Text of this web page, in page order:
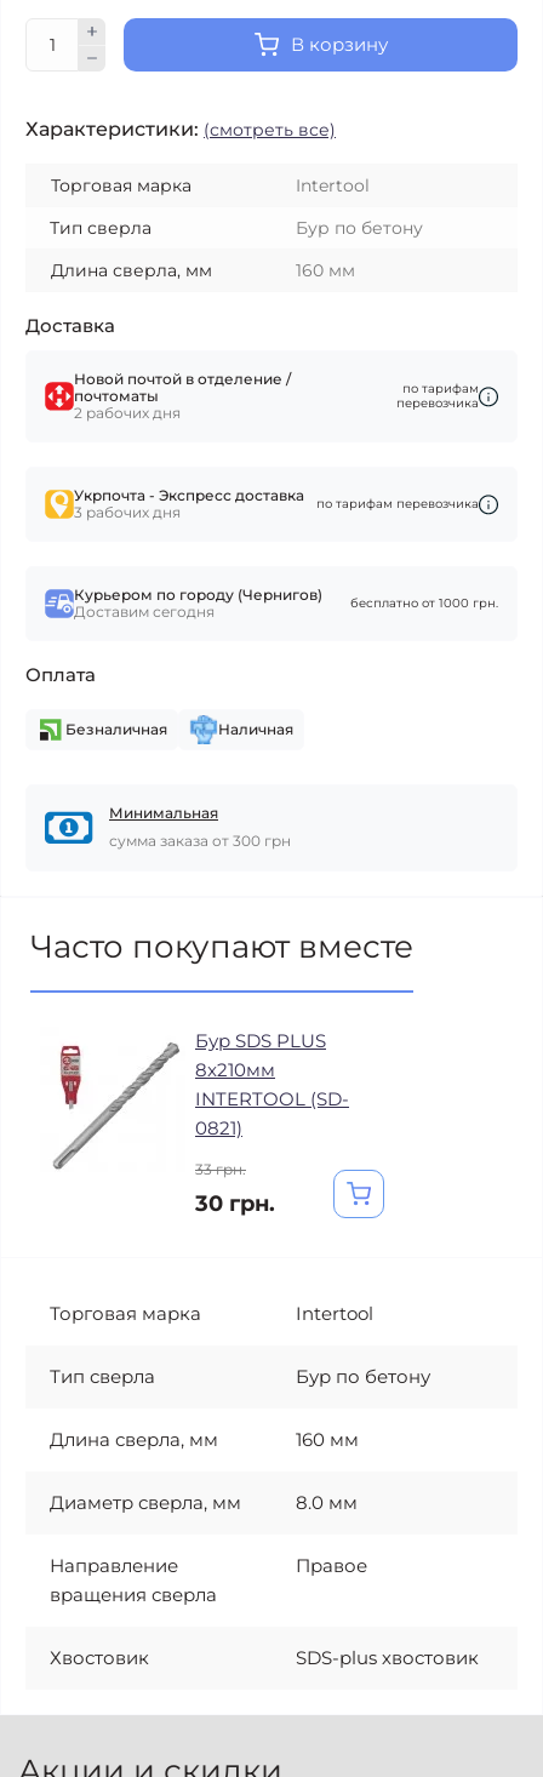
В корзину
Характеристики: (смотреть все)
Торговая марка
Intertool
Тип сверла
Бур по бетону
Длина сверла, мм
160 мм
Доставка
Новой почтой в отделение /
почтоматы
2 рабочих дня
по тарифам
перевозчика
Укрпочта - Экспресс доставка
3 рабочих дня
по тарифам перевозчика
Курьером по городу (Чернигов)
Доставим сегодня
бесплатно от 1000 грн.
Оплата
Безналичная Наличная
Минимальная
сумма заказа от 300 грн
Часто покупают вместе
Бур SDS PLUS
8x210мм
INTERTOOL (SD-
0821)
33 грн.
30 грн.
Торговая марка Intertool
Тип сверла Бур по бетону
Длина сверла, мм 160 мм
Диаметр сверла, мм 8.0 мм
Направление
вращения сверла
Правое
Хвостовик SDS-plus хвостовик